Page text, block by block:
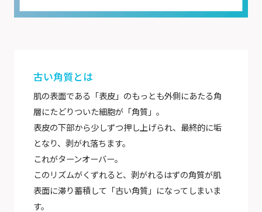
古い角質とは
肌の表面である「表皮」のもっとも外側にあたる角
層にたどりついた細胞が「角質」。
表皮の下部から少しずつ押し上げられ、最終的に垢
となり、剥がれ落ちます。
これがターンオーバー。
このリズムがくずれると、剥がれるはずの角質が肌
表面に滞り蓄積して「古い角質」になってしまいま
す。